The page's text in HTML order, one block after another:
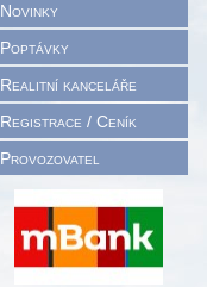
Novinky
Poptávky
Realitní kanceláře
Registrace / Ceník
Provozovatel